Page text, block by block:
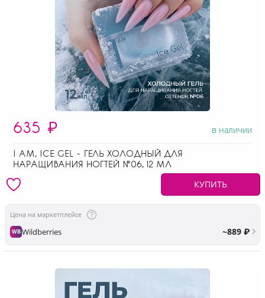
635 ₽ в наличии
I AM, ICE GEL - ГЕЛЬ ХОЛОДНЫЙ ДЛЯ
НАРАЩИВАНИЯ НОГТЕЙ №06, 12 МЛ
КУПИТЬ
Цена на маркетплейсе
WBWildberries ~889 ₽